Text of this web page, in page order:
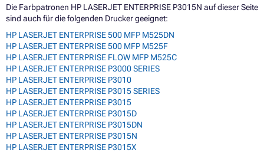
Die Farbpatronen HP LASERJET ENTERPRISE P3015N auf dieser Seite
sind auch für die folgenden Drucker geeignet:
HP LASERJET ENTERPRISE 500 MFP M525DN
HP LASERJET ENTERPRISE 500 MFP M525F
HP LASERJET ENTERPRISE FLOW MFP M525C
HP LASERJET ENTERPRISE P3000 SERIES
HP LASERJET ENTERPRISE P3010
HP LASERJET ENTERPRISE P3015 SERIES
HP LASERJET ENTERPRISE P3015
HP LASERJET ENTERPRISE P3015D
HP LASERJET ENTERPRISE P3015DN
HP LASERJET ENTERPRISE P3015N
HP LASERJET ENTERPRISE P3015X